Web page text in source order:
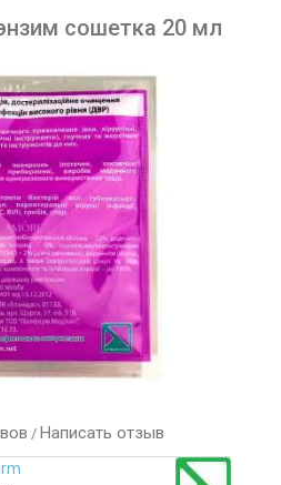
сошетка 20 мл
/ Написать отзыв